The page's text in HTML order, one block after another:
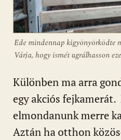
Ede mindennap kigyönyörködte
Várja, hogy ismét ugrálhasson
Különben ma arra
egy akciós
elmondanunk merre
Aztán ha otthon